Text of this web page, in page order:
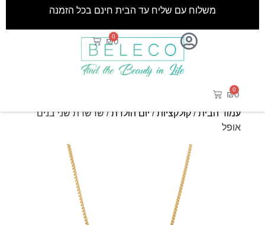
₪0
0
משלוח עם שליח עד הבית חינם בכל הזמנה
₪0
0
עמוד הבית/קולקציות/יום הולדת/ שרשרת שני בנים
אופל